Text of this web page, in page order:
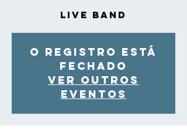
Live Band
O registro está
fechado
Ver outros
eventos